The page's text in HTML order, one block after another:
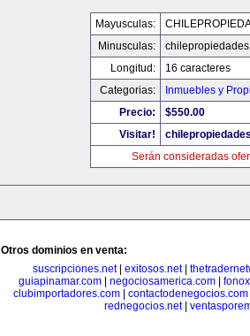
Mayusculas:
Minusculas:
Longitud:
16 caracteres
Categorias:
Inmuebles y
Precio:
$550.00
Visitar!
Serán consideradas
Otros dominios en venta:
suscripciones.net| exitosos.net|
guiapinamar.com
negociosamerica.com
clubimportadores.com
contactodenegocios.com
rednegocios.net|